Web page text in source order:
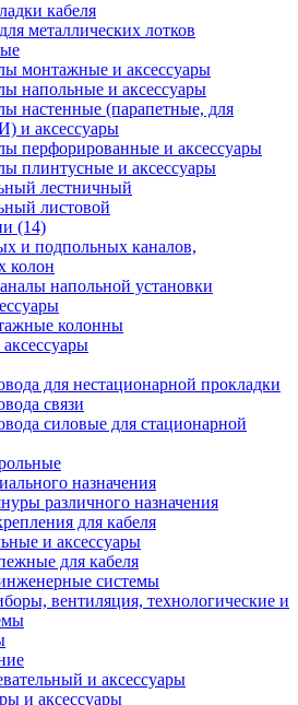
кабеля
металлических лотков
монтажные и аксессуары
напольные и аксессуары
настенные (парапетные, для
и аксессуары
перфорированные и аксессуары
плинтусные и аксессуары
лестничный
листовой
(14)
и подпольных каналов,
колон
напольной установки
колонны
для нестационарной прокладки
связи
силовые для стационарной
назначения
различного назначения
для кабеля
и аксессуары
для кабеля
системы
вентиляция, технологические и
и аксессуары
и аксессуары